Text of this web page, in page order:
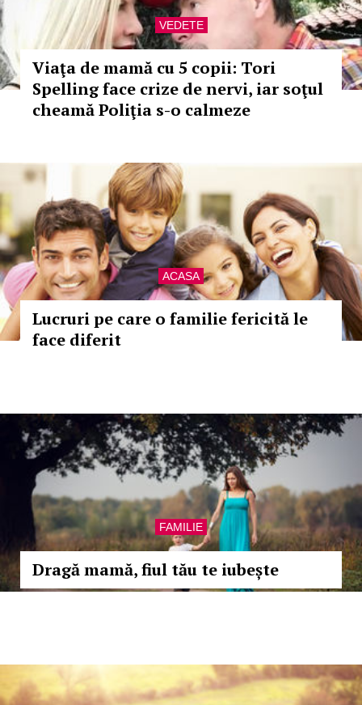
VEDETE
Viaţa de mamă cu 5 copii: Tori
Spelling face crize de nervi, iar soţul
cheamă Poliţia s-o calmeze
ACASA
Lucruri pe care o familie fericită le
face diferit
FAMILIE
Dragă mamă, fiul tău te iubește